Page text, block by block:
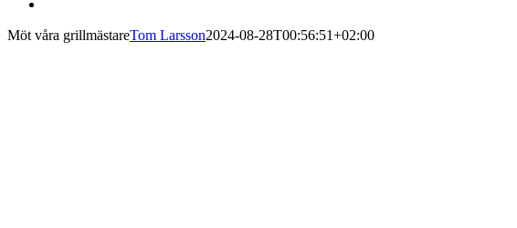
Möt våra grillmästareTom Larsson2024-08-28T00:56:51+02:00